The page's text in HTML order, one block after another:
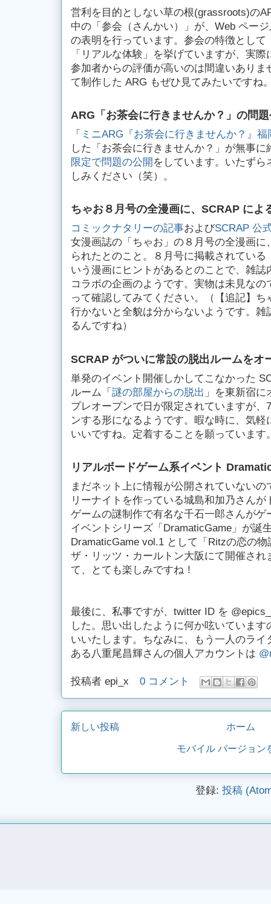
営利を目的としない草の根(grassroots)の
中の「参会（さんかい）」が、Web ペー
の表明を行っています。参会の特徴として
「リアルな体験」を挙げていますが、実
参加者からの評価が高いのは間違いあり
て制作した ARG もぜひ見てみたいですね
ARG「お茶会に行きませんか？」の問
「 ミニARG『お茶会に行きませんか？』
した「お茶会に行きませんか？」が無事に
限定で問題の公開 をしています。いたず
しみください（笑）。
ちゃお８月号の全漫画に、SCRAP によ
コミックナタリーの記事およびSCRAP 公
女漫画誌の「ちゃお」の８月号の全漫画に
られたとのこと。８月号に掲載されてい
いう漫画にヒントがあるとのことで、雑
コラボの企画のようです。実物は未見な
って確認してみてください。（【追記】
行かないと全貌は分からないようです。
るんですね）
SCRAP がついに常設の脱出ルームをオ
単発のイベント開催しかしてこなかった
ルーム「 謎の部屋からの脱出 」を東新宿
プレオープンで日が限定されていますが
ンする形になるようです。暇な時に、気
いいですね。定着することを願っています
リアルボードゲーム系イベント
まだネット上に情報が公開されていない
リーナイトを作っている城島和加乃さん
ゲームの謎制作で有名な千石一郎さんが
イベントシリーズ「DramaticGame」が誕
DramaticGame vol.1 として「Ritzの恋の
ザ・リッツ・カールトン大阪にて開催さ
て、とても楽しみですね！
最後に、私事ですが、twitter ID を
した。思い出したように何か呟いていま
いいたします。ちなみに、もう一人のラ
ある八重尾昌輝さんの個人アカウントは
投稿者 epi_x 0 コメント
新しい投稿 ホーム
モバイル バージョン
登録: 投稿